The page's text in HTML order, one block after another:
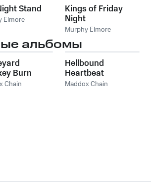
Stand
Elmore
Kings of Friday
Night
Murphy Elmore
альбомы
Burn
Chain
Hellbound
Heartbeat
Maddox Chain